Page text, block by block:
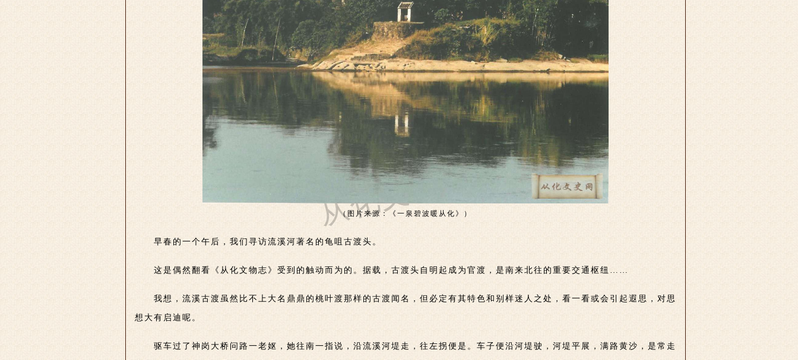
（图片来源：《一泉碧波暖从化》）
早春的一个午后，我们寻访流溪河著名的龟咀古渡头。
这是偶然翻看《从化文物志》受到的触动而为的。据载，古渡头自明起成为官渡，是南来北往的重要交通枢纽……
我想，流溪古渡虽然比不上大名鼎鼎的桃叶渡那样的古渡闻名，但必定有其特色和别样迷人之处，看一看或会引起遐思，对思
想大有启迪呢。
驱车过了神岗大桥问路一老妪，她往南一指说，沿流溪河堤走，往左拐便是。车子便沿河堤驶，河堤平展，满路黄沙，是常走
从化文史网